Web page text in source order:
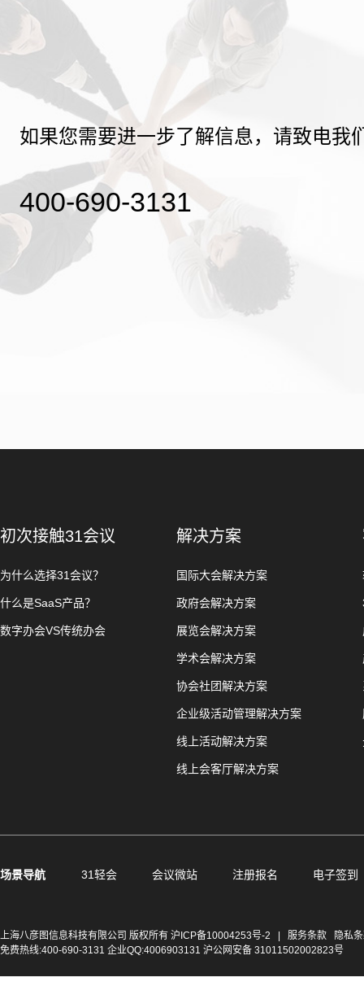
如果您需要进一步了解信息，请致电我
400-690-3131
初次接触31会议
为什么选择31会议？
什么是SaaS产品？
数字办会VS传统办会
解决方案
国际大会解决方案
政府会解决方案
展览会解决方案
学术会解决方案
协会社团解决方案
企业级活动管理解决方案
线上活动解决方案
线上会客厅解决方案
场景导航 31轻会 会议微站 注册报名 电子签到
上海八彦图信息科技有限公司 版权所有 沪ICP备10004253号-2 服务条款
隐私
免费热线:400-690-3131 企业QQ:4006903131 沪公网安备 31011502002823号